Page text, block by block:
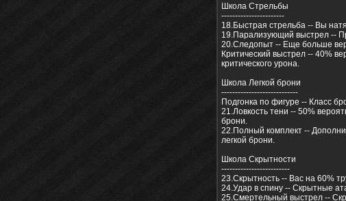
Школа Стрельбы
-----------------------
18.Быстрая стрельба -- Вы
19.Парализующий выстрел --
20.Следопыт -- Еще больше
Критический выстрел -- 40%
критического урона.
Школа Легкой брони
----------------------------
Подгонка по фигуре -- Класс
21.Ловкость тени -- 50%
брони.
22.Полный комплект --
легкой брони.
Школа Скрытности
-------------------------
23.Скрытность -- Вас на 60%
24.Удар в спину -- Скрытные
25.Смертельный выстрел --